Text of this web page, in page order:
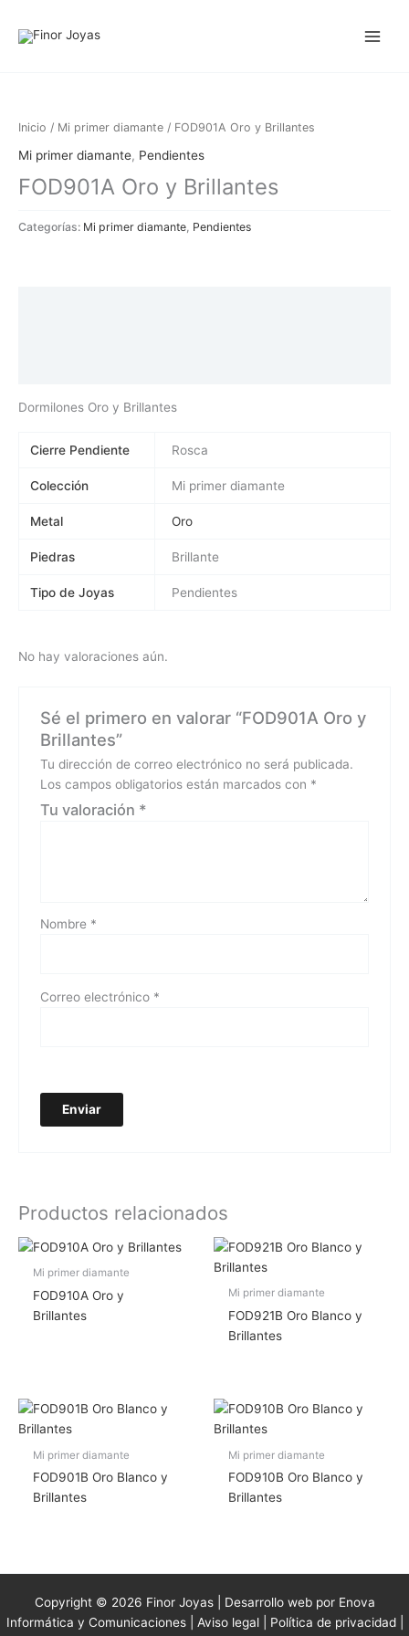
Inicio / Mi primer diamante / FOD901A Oro y Brillantes
Mi primer diamante, Pendientes
FOD901A Oro y Brillantes
Categorías: Mi primer diamante Pendientes
Dormilones Oro y Brillantes
Cierre Pendiente Rosca
Colección Mi primer diamante
Metal Oro
Piedras Brillante
Tipo de Joyas Pendientes
No hay valoraciones aún.
Sé el primero en valorar “FOD901A Oro y
Brillantes”
Tu dirección de correo electrónico no será publicada.
Los campos obligatorios están marcados con *
Tu valoración *
Nombre *
Correo electrónico *
Productos relacionados
Mi primer diamante
FOD910A Oro y
Brillantes
Mi primer diamante
FOD921B Oro Blanco y
Brillantes
Mi primer diamante
FOD901B Oro Blanco y
Brillantes
Mi primer diamante
FOD910B Oro Blanco y
Brillantes
Copyright © 2026 Finor Joyas | Desarrollo web por Enova
Informática y Comunicaciones | Aviso legal| Política de privacidad|